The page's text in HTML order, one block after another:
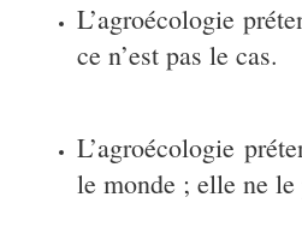
L’agroécologie
ce n’est pas le cas.
L’agroécologie
le monde ; elle ne le